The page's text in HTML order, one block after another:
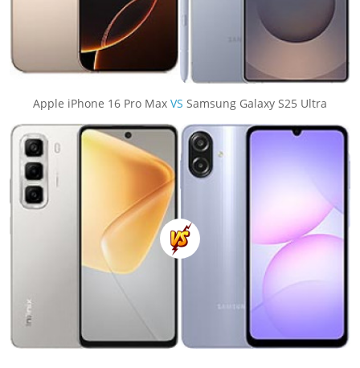
Apple iPhone 16 Pro Max VS Samsung Galaxy S25 Ultra